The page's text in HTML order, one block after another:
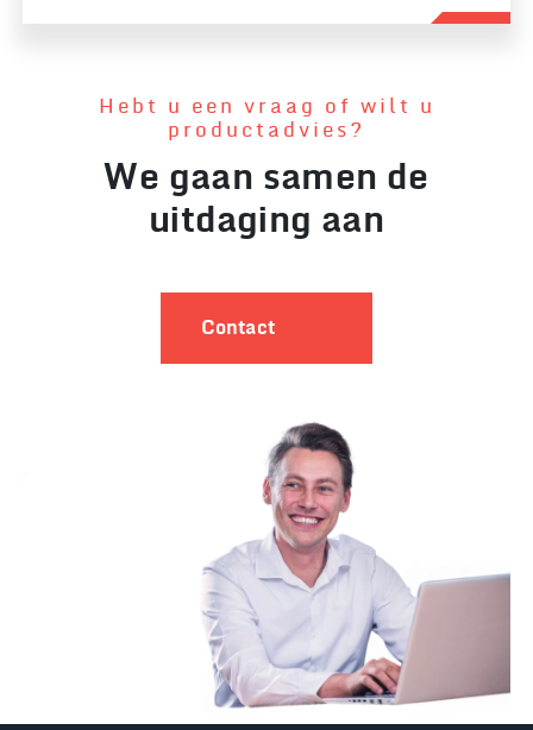
Hebt u een vraag of wilt u
productadvies?
We gaan samen de
uitdaging aan
Contact